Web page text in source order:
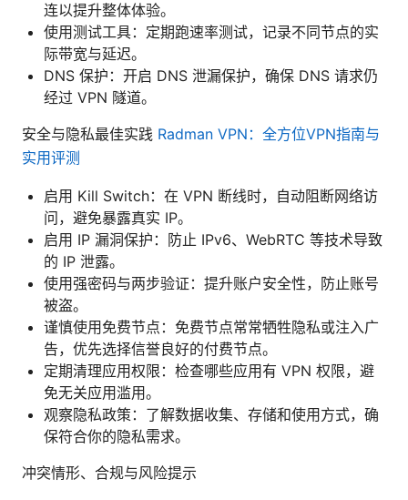
连以提升整体体验。
使用测试工具：定期跑速率测试，记录不同节点的实
际带宽与延迟。
DNS 保护：开启 DNS 泄漏保护，确保 DNS 请求仍
经过 VPN 隧道。
安全与隐私最佳实践 Radman VPN：全方位VPN指南与
实用评测
启用 Kill Switch：在 VPN 断线时，自动阻断网络访
问，避免暴露真实 IP。
启用 IP 漏洞保护：防止 IPv6、WebRTC 等技术导致
的 IP 泄露。
使用强密码与两步验证：提升账户安全性，防止账号
被盗。
谨慎使用免费节点：免费节点常常牺牲隐私或注入广
告，优先选择信誉良好的付费节点。
定期清理应用权限：检查哪些应用有 VPN 权限，避
免无关应用滥用。
观察隐私政策：了解数据收集、存储和使用方式，确
保符合你的隐私需求。
冲突情形、合规与风险提示